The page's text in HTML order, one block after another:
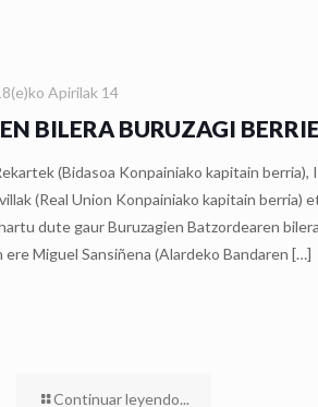
Apirilak 14
BILERA BURUZAGI
(Bidasoa Konpainiako kapitain
(Real Union Konpainiako kapitain berria)
dute gaur Buruzagien Batzordearen
ere Miguel Sansiñena (Alardeko Bandaren […]
Continuar leyendo...